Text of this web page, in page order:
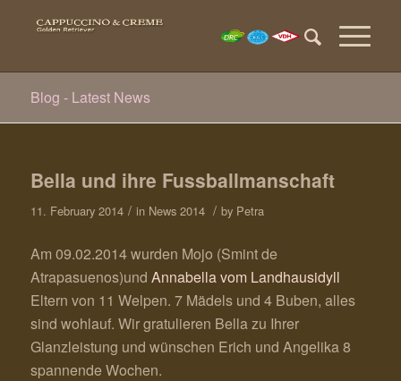
Blog - Latest News
Bella und ihre Fussballmanschaft
11. February 2014 / in News 2014 / by Petra
Am 09.02.2014 wurden Mojo (Smint de
Atrapasuenos)und Annabella vom Landhausidyll
Eltern von 11 Welpen. 7 Mädels und 4 Buben, alles
sind wohlauf. Wir gratulieren Bella zu Ihrer
Glanzleistung und wünschen Erich und Angelika 8
spannende Wochen.